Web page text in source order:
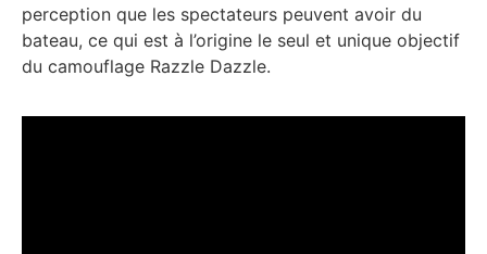
perception que les spectateurs peuvent avoir du
bateau, ce qui est à l’origine le seul et unique objectif
du camouflage Razzle Dazzle.